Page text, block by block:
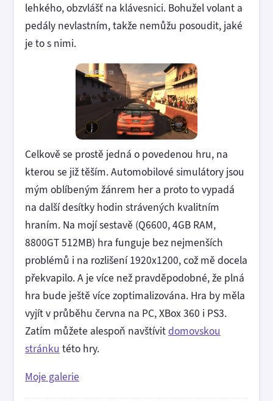
lehkého, obzvlášť na klávesnici. Bohužel volant a
pedály nevlastním, takže nemůžu posoudit, jaké
je to s nimi.
Celkově se prostě jedná o povedenou hru, na
kterou se již těším. Automobilové simulátory jsou
mým oblíbeným žánrem her a proto to vypadá
na další desítky hodin strávených kvalitním
hraním. Na mojí sestavě (Q6600, 4GB RAM,
8800GT 512MB) hra funguje bez nejmenších
problémů i na rozlišení 1920x1200, což mě docela
překvapilo. A je více než pravděpodobné, že plná
hra bude ještě více zoptimalizována. Hra by měla
vyjít v průběhu června na PC, XBox 360 i PS3.
Zatím můžete alespoň navštívitdomovskou
stránku této hry.
Moje galerie